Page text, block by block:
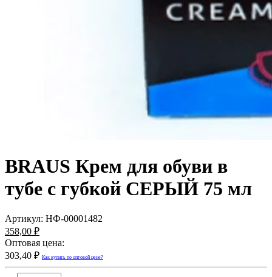
BRAUS Крем для обуви в
тубе с губкой СЕРЫЙ 75 мл
Артикул: НФ-00001482
358,00 ₽
Оптовая цена:
303,40 ₽ Как купить по оптовой цене?